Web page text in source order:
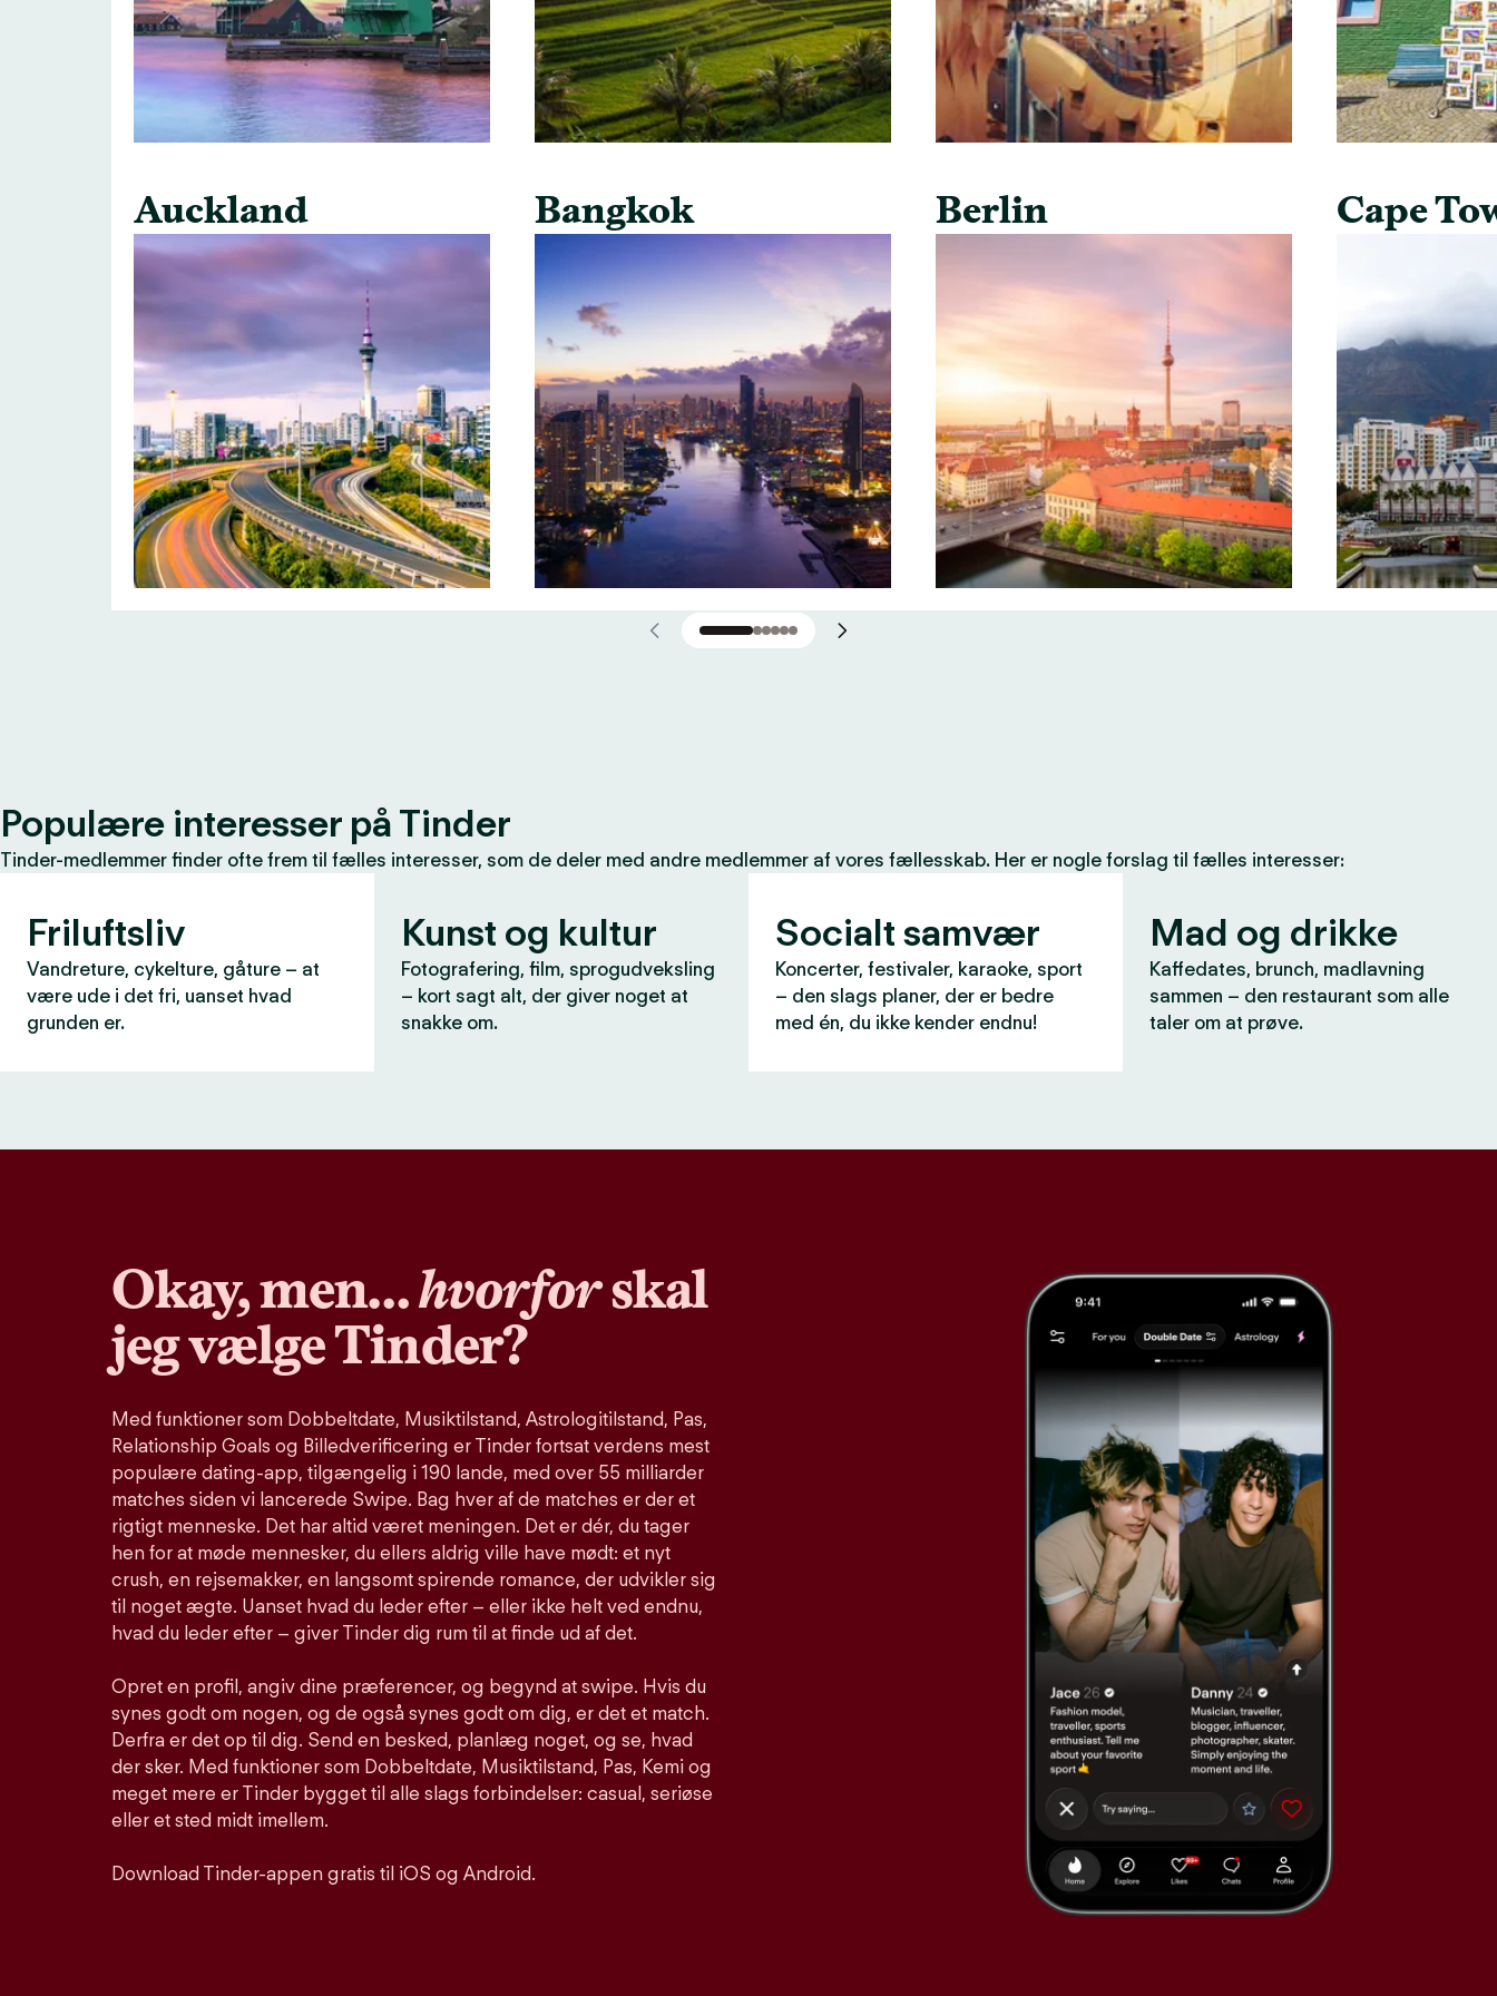
Auckland Bangkok Berlin Cape
Populære interesser på Tinder
Tinder-medlemmer finder ofte frem til fælles interesser, som de deler med andre medlemmer af vores fællesskab. Her er nogle forslag til fælles interesser:
Friluftsliv
Vandreture, cykelture, gåture – at
være ude i det fri, uanset hvad
grunden er.
Kunst og kultur
Fotografering, film, sprogudveksling
– kort sagt alt, der giver noget at
snakke om.
Socialt samvær
Koncerter, festivaler, karaoke, sport
– den slags planer, der er bedre
med én, du ikke kender endnu!
Mad og drikke
Kaffedates, brunch, madlavning
sammen – den restaurant som alle
taler om at prøve.
Okay, men…hvorforskal
jeg vælge Tinder?
Med funktioner som Dobbeltdate, Musiktilstand, Astrologitilstand, Pas,
Relationship Goals og Billedverificering er Tinder fortsat verdens mest
populære dating-app, tilgængelig i 190 lande, med over 55 milliarder
matches siden vi lancerede Swipe. Bag hver af de matches er der et
rigtigt menneske. Det har altid været meningen. Det er dér, du tager
hen for at møde mennesker, du ellers aldrig ville have mødt: et nyt
crush, en rejsemakker, en langsomt spirende romance, der udvikler sig
til noget ægte. Uanset hvad du leder efter – eller ikke helt ved endnu,
hvad du leder efter – giver Tinder dig rum til at finde ud af det.
Opret en profil, angiv dine præferencer, og begynd at swipe. Hvis du
synes godt om nogen, og de også synes godt om dig, er det et match.
Derfra er det op til dig. Send en besked, planlæg noget, og se, hvad
der sker. Med funktioner som Dobbeltdate, Musiktilstand, Pas, Kemi og
meget mere er Tinder bygget til alle slags forbindelser: casual, seriøse
eller et sted midt imellem.
Download Tinder-appen gratis til iOS og Android.